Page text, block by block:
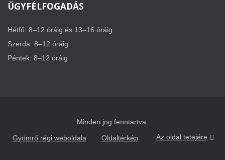
ÜGYFÉLFOGADÁS
Hétfő: 8–12 óráig és 13–16 óráig
Szerda: 8–12 óráig
Péntek: 8–12 óráig
Minden jog fenntartva.
Gyömrő régi weboldala
Oldaltérkép Az oldal tetejére